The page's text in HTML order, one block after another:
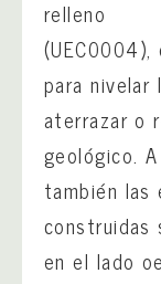
relleno
(UEC0004),
para nivelar
aterrazar o
geológico.
también
construidas
en el lado